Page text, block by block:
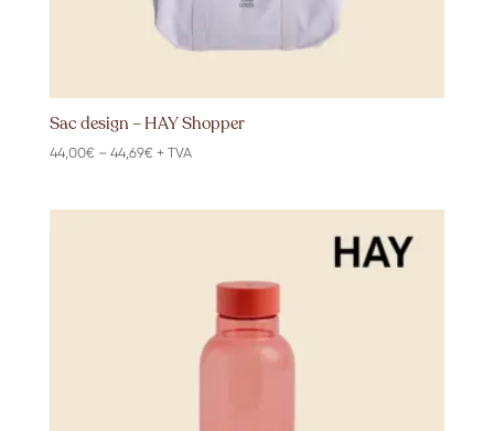
Sac design – HAY Shopper
44,00€ – 44,69€Price
+ TVA